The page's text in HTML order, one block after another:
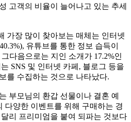
고객의 비율이 늘어나고 있는 추세
가장 많이 찾아보는 매체는 인터넷
유튜브를 통한 정보 습득이
다음으로는 지인 소개가 17.2%인
SNS 및 인터넷 카페, 블로그 등을
를 수집하는 것으로 나타났다.
부모님의 환갑 선물이나 결혼 예
다양한 이벤트를 위해 구매하는 경
리 프리미엄을 붙여 되파는 것보다